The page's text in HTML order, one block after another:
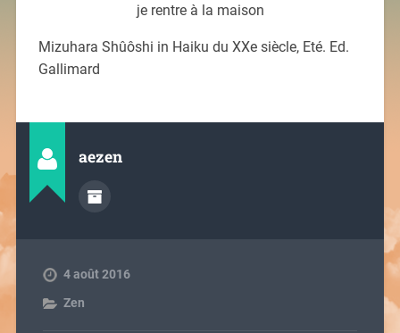
je rentre à la maison
Mizuhara Shûôshi in Haiku du XXe siècle, Eté. Ed.
Gallimard
aezen
4 août 2016
Zen